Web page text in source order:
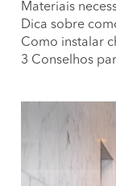
Materiais
Dica sobre
Como instalar
3 Conselhos